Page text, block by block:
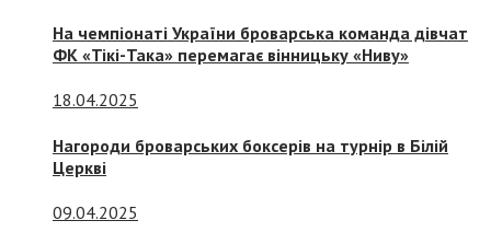
На чемпіонаті України броварська команда дівчат
ФК «Тікі-Така» перемагає вінницьку «Ниву»
18.04.2025
Нагороди броварських боксерів на турнір в Білій
Церкві
09.04.2025